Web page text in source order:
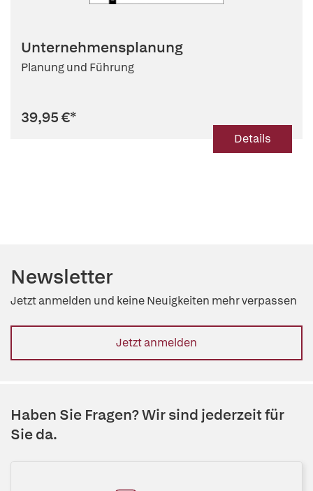
Unternehmensplanung
Planung und Führung
39,95 €*
Details
Newsletter
Jetzt anmelden und keine Neuigkeiten mehr verpassen
Jetzt anmelden
Haben Sie Fragen? Wir sind jederzeit für
Sie da.